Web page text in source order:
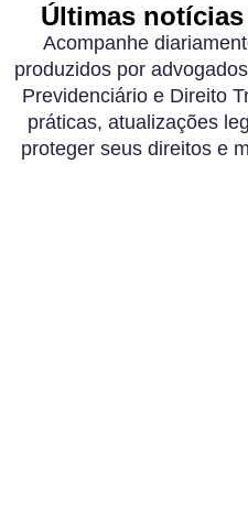
Últimas notícias
Acompanhe
produzidos por
Previdenciário e Direito
práticas, atualizações
proteger seus direitos e